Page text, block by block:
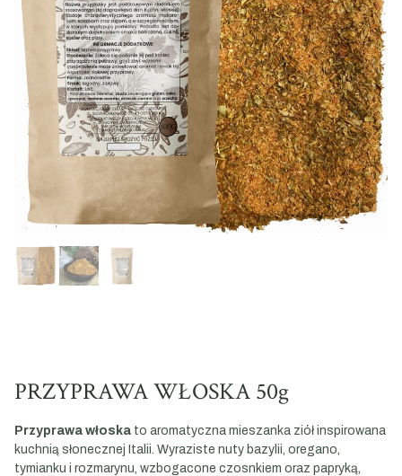
PRZYPRAWA WŁOSKA 50g
Przyprawa włoska to aromatyczna mieszanka ziół inspirowana
kuchnią słonecznej Italii. Wyraziste nuty bazylii, oregano,
tymianku i rozmarynu, wzbogacone czosnkiem oraz papryką,